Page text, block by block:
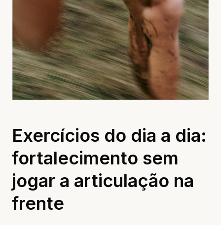
Exercícios do dia a dia:
fortalecimento sem
jogar a articulação na
frente